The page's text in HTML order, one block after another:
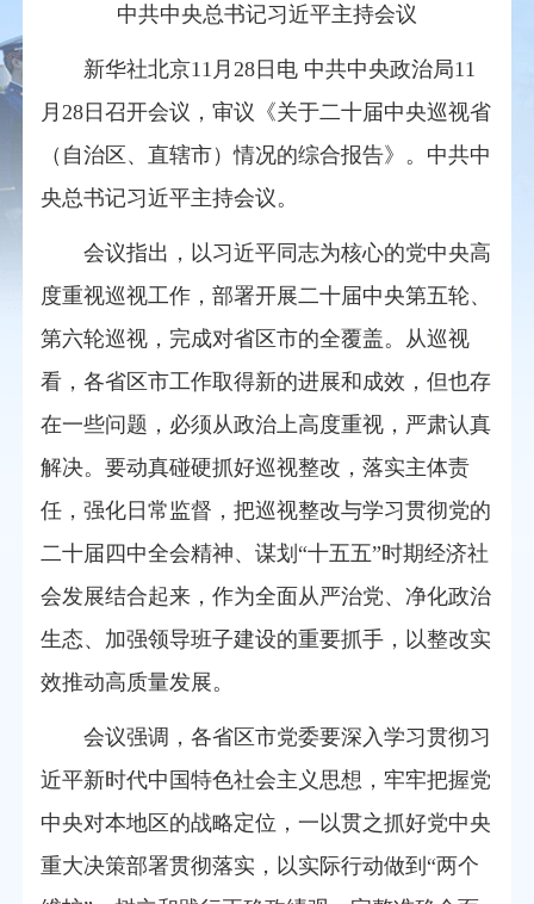
中共中央总书记习近平主持会议
新华社北京11月28日电 中共中央政治局11
月28日召开会议，审议《关于二十届中央巡视省
（自治区、直辖市）情况的综合报告》。中共中
央总书记习近平主持会议。
会议指出，以习近平同志为核心的党中央高
度重视巡视工作，部署开展二十届中央第五轮、
第六轮巡视，完成对省区市的全覆盖。从巡视
看，各省区市工作取得新的进展和成效，但也存
在一些问题，必须从政治上高度重视，严肃认真
解决。要动真碰硬抓好巡视整改，落实主体责
任，强化日常监督，把巡视整改与学习贯彻党的
二十届四中全会精神、谋划“十五五”时期经济社
会发展结合起来，作为全面从严治党、净化政治
生态、加强领导班子建设的重要抓手，以整改实
效推动高质量发展。
会议强调，各省区市党委要深入学习贯彻习
近平新时代中国特色社会主义思想，牢牢把握党
中央对本地区的战略定位，一以贯之抓好党中央
重大决策部署贯彻落实，以实际行动做到“两个